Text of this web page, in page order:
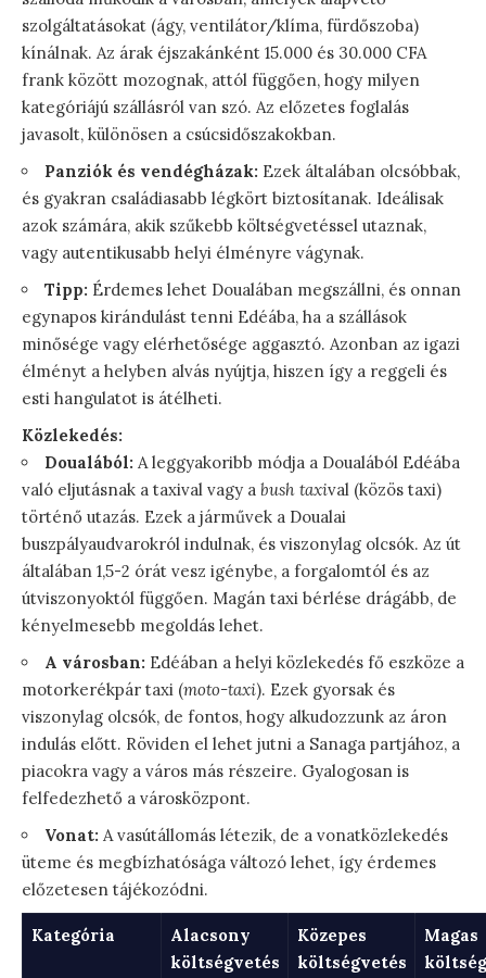
szolgáltatásokat (ágy, ventilátor/klíma, fürdőszoba)
kínálnak. Az árak éjszakánként 15.000 és 30.000 CFA
frank között mozognak, attól függően, hogy milyen
kategóriájú szállásról van szó. Az előzetes foglalás
javasolt, különösen a csúcsidőszakokban.
Panziók és vendégházak: Ezek általában olcsóbbak,
és gyakran családiasabb légkört biztosítanak. Ideálisak
azok számára, akik szűkebb költségvetéssel utaznak,
vagy autentikusabb helyi élményre vágynak.
Tipp: Érdemes lehet Doualában megszállni, és onnan
egynapos kirándulást tenni Edéába, ha a szállások
minősége vagy elérhetősége aggasztó. Azonban az igazi
élményt a helyben alvás nyújtja, hiszen így a reggeli és
esti hangulatot is átélheti.
Közlekedés:
Doualából: A leggyakoribb módja a Doualából Edéába
való eljutásnak a taxival vagy a bush taxival (közös taxi)
történő utazás. Ezek a járművek a Doualai
buszpályaudvarokról indulnak, és viszonylag olcsók. Az út
általában 1,5-2 órát vesz igénybe, a forgalomtól és az
útviszonyoktól függően. Magán taxi bérlése drágább, de
kényelmesebb megoldás lehet.
A városban: Edéában a helyi közlekedés fő eszköze a
motorkerékpár taxi (moto-taxi). Ezek gyorsak és
viszonylag olcsók, de fontos, hogy alkudozzunk az áron
indulás előtt. Röviden el lehet jutni a Sanaga partjához, a
piacokra vagy a város más részeire. Gyalogosan is
felfedezhető a városközpont.
Vonat: A vasútállomás létezik, de a vonatközlekedés
üteme és megbízhatósága változó lehet, így érdemes
előzetesen tájékozódni.
Kategória
Alacsony
költségvetés
Közepes
költségvetés
Magas